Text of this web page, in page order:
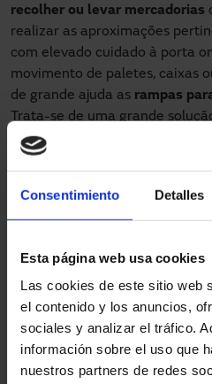
Consentimiento Detalles
Esta página web usa cookies
Las cookies de este sitio web
el contenido y los anuncios,
sociales y analizar el tráfico.
información sobre el uso que
nuestros partners de redes
recolher ou levar mercadorias
realizar as aproximações
com elevado cuidado à porta
movimento de paletes, caixas
de grande ajuda as rampas
Trata-se de uma grande
distância
que possa existir
e a caixa do veículo que
ambos.
oferecem uma grande
pesadas visto que suportam
cargas dinâmicas e dezoito
São construídas com materiais
impedem deslizamentos
e
O seu funcionamento é